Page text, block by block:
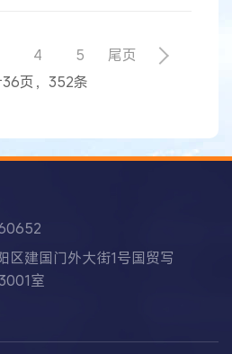
商业销售的行为，并不违反
。 徐新明 律师 2008-11-18
4 5
尾页
页，352条
区建国门外大街1号国贸写
室